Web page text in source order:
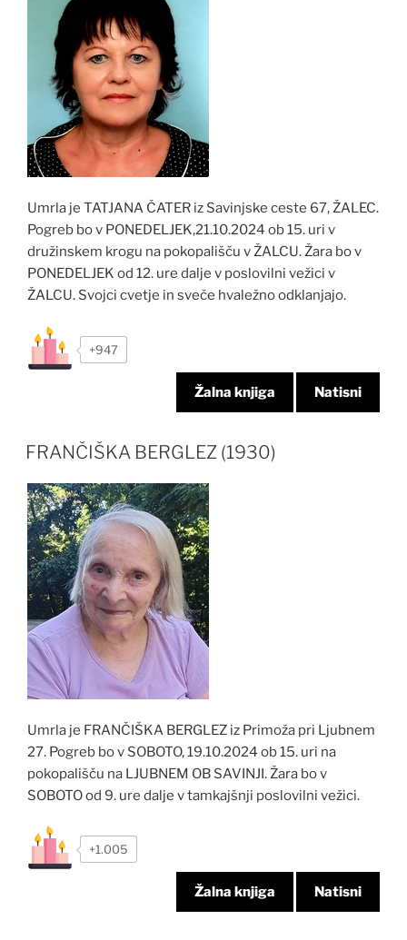
Umrla je TATJANA ČATER iz Savinjske ceste 67, ŽALEC.
Pogreb bo v PONEDELJEK,21.10.2024 ob 15. uri v
družinskem krogu na pokopališču v ŽALCU. Žara bo v
PONEDELJEK od 12. ure dalje v poslovilni vežici v
ŽALCU. Svojci cvetje in sveče hvaležno odklanjajo.
+947
Žalna knjiga Natisni
FRANČIŠKA BERGLEZ (1930)
Umrla je FRANČIŠKA BERGLEZ iz Primoža pri Ljubnem
27. Pogreb bo v SOBOTO, 19.10.2024 ob 15. uri na
pokopališču na LJUBNEM OB SAVINJI. Žara bo v
SOBOTO od 9. ure dalje v tamkajšnji poslovilni vežici.
+1.005
Žalna knjiga Natisni